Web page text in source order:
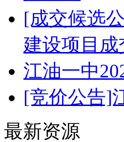
[成交候选
建设项目
江油一中
[竞价公告]
最新资源